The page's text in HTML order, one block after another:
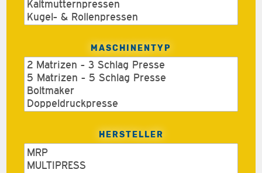
MASCHINENTYP
HERSTELLER